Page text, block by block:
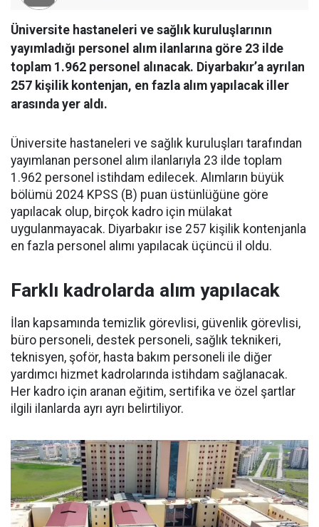
Üniversite hastaneleri ve sağlık kuruluşlarının
yayımladığı personel alım ilanlarına göre 23 ilde
toplam 1.962 personel alınacak. Diyarbakır’a ayrılan
257 kişilik kontenjan, en fazla alım yapılacak iller
arasında yer aldı.
Üniversite hastaneleri ve sağlık kuruluşları tarafından
yayımlanan personel alım ilanlarıyla 23 ilde toplam
1.962 personel istihdam edilecek. Alımların büyük
bölümü 2024 KPSS (B) puan üstünlüğüne göre
yapılacak olup, birçok kadro için mülakat
uygulanmayacak. Diyarbakır ise 257 kişilik kontenjanla
en fazla personel alımı yapılacak üçüncü il oldu.
Farklı kadrolarda alım yapılacak
İlan kapsamında temizlik görevlisi, güvenlik görevlisi,
büro personeli, destek personeli, sağlık teknikeri,
teknisyen, şoför, hasta bakım personeli ile diğer
yardımcı hizmet kadrolarında istihdam sağlanacak.
Her kadro için aranan eğitim, sertifika ve özel şartlar
ilgili ilanlarda ayrı ayrı belirtiliyor.